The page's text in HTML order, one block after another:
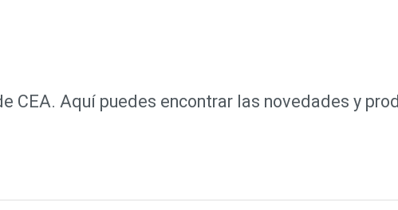
CEA. Aquí puedes encontrar las novedades y